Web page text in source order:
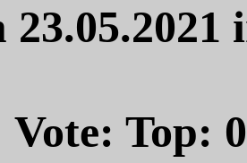
Vote: Top: 0